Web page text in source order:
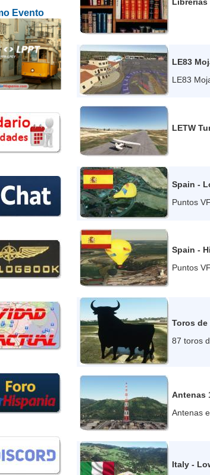
Evento
LE83
LE83
LETW
Spain -
Puntos
Spain -
Puntos
Toros de
87 toros
Antenas
Antenas
Italy -